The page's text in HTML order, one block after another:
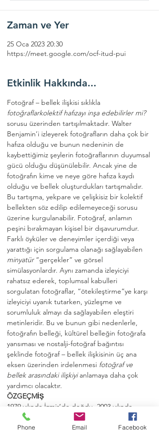
Zaman ve Yer
25 Oca 2023 20:30
https://meet.google.com/ocf-itud-pui
Etkinlik Hakkında...
Fotoğraf – bellek ilişkisi sıklıkla
fotoğraflarkolektif hafızayı inşa edebilirler mi?
sorusu üzerinden tartışılmaktadır. Walter
Benjamin’i izleyerek fotoğrafların daha çok bir
hafıza olduğu ve bunun nedeninin de
kaybettiğimiz şeylerin fotoğraflarının duyumsal
gücü olduğu düşünülebilir. Ancak yine de
fotoğrafın kime ve neye göre hafıza kaydı
olduğu ve bellek oluşturdukları tartışmalıdır.
Bu tartışma, yekpare ve çelişkisiz bir kolektif
bellekten söz edilip edilemeyeceği sorusu
üzerine kurgulanabilir. Fotoğraf, anlamın
peşini bırakmayan kişisel bir dışavurumdur.
Farklı öyküler ve deneyimler içerdiği veya
yarattığı için sorgulama olanağı sağlayabilen
minyatür “gerçekler” ve görsel
simülasyonlardır. Aynı zamanda izleyiciyi
rahatsız ederek, toplumsal kabulleri
sorgulatan fotoğraflar, “ötekileştirme”ye karşı
izleyiciyi uyanık tutarken, yüzleşme ve
sorumluluk almayı da sağlayabilen eleştiri
metinleridir. Bu ve bunun gibi nedenlerle,
fotoğrafın belleği, kültürel belleğin fotoğrafa
yansıması ve nostalji-fotoğraf bağıntısı
şeklinde fotoğraf – bellek ilişkisinin üç ana
eksen üzerinden irdelenmesi fotoğraf ve
bellek arasındaki ilişkiyi anlamaya daha çok
yardımcı olacaktır.
ÖZGEÇMİŞ
1979 yılında İzmir’de doğdu. 2003 yılında
Dokuz Eylül…
Devamını oku...
Phone Email Facebook